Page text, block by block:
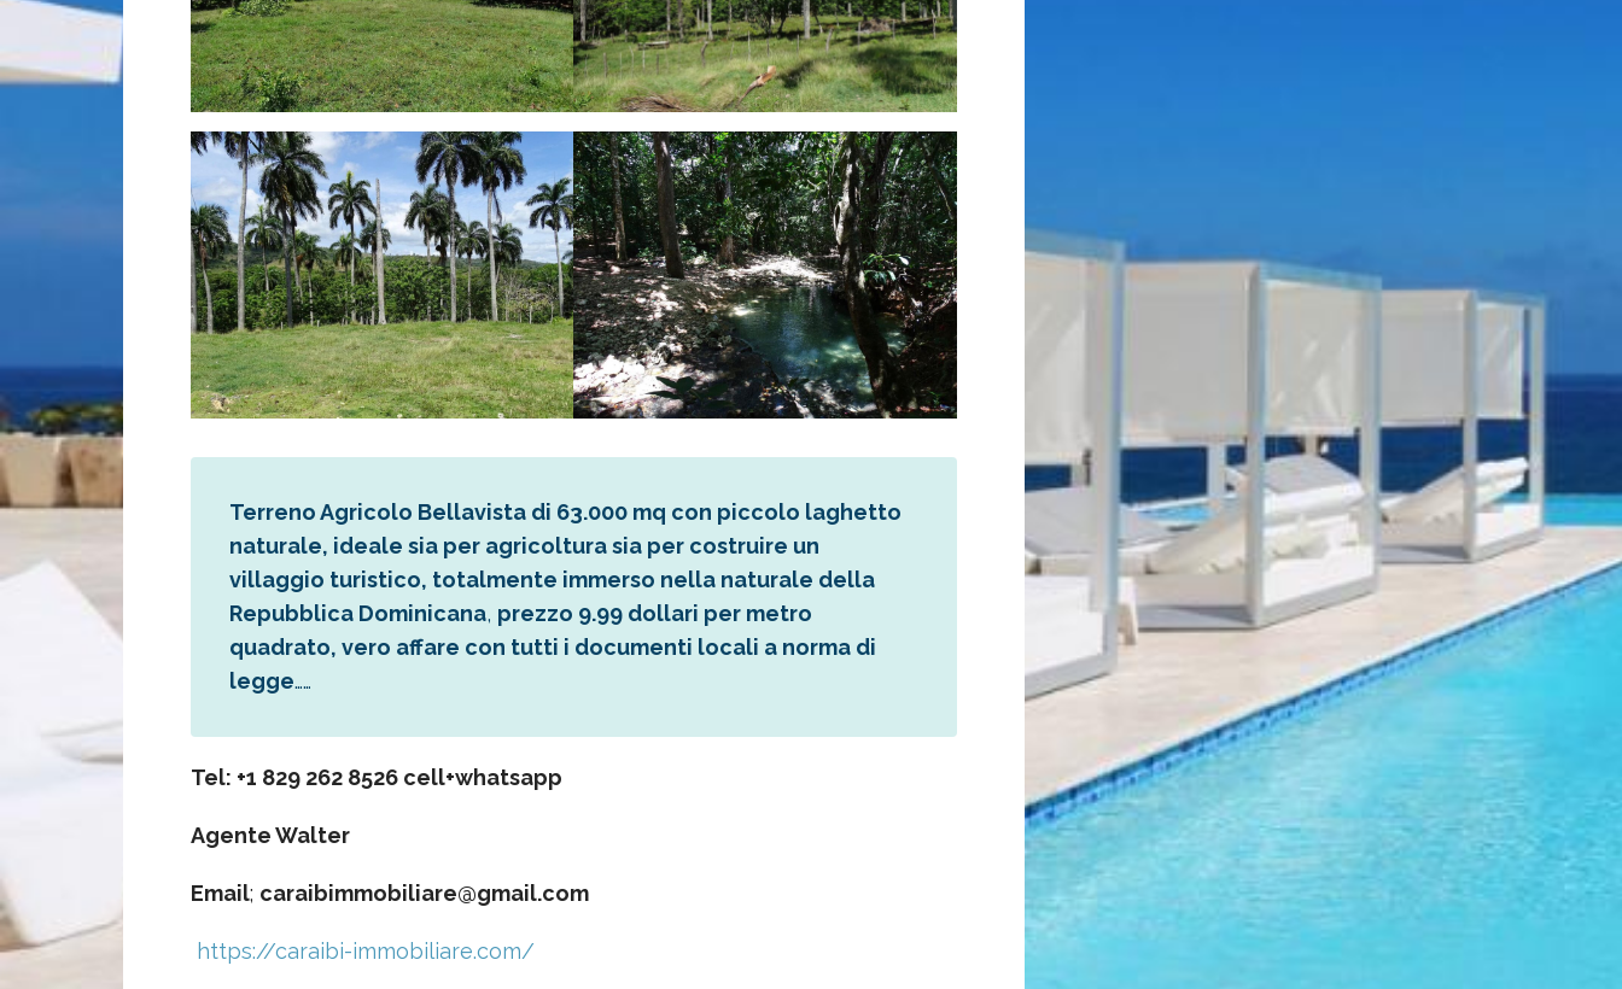
Terreno Agricolo Bellavista di 63.000 mq con piccolo laghetto
naturale, ideale sia per agricoltura sia per costruire un
villaggio turistico, totalmente immerso nella naturale della
Repubblica Dominicana, prezzo 9.99 dollari per metro
quadrato, vero affare con tutti i documenti locali a norma di
legge……
Tel: +1 829 262 8526 cell+whatsapp
Agente Walter
Email; caraibimmobiliare@gmail.com
https://caraibi-immobiliare.com/